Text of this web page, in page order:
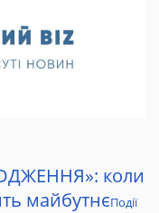
коли
майбутнєПодії